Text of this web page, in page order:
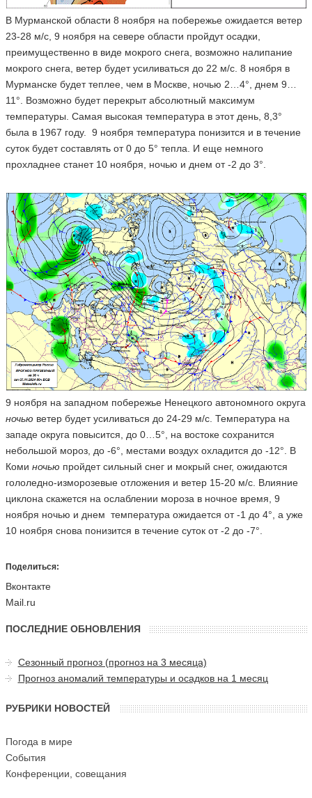
В Мурманской области 8 ноября на побережье ожидается ветер
23-28 м/с, 9 ноября на севере области пройдут осадки,
преимущественно в виде мокрого снега, возможно налипание
мокрого снега, ветер будет усиливаться до 22 м/с. 8 ноября в
Мурманске будет теплее, чем в Москве, ночью 2…4°, днем 9…
11°. Возможно будет перекрыт абсолютный максимум
температуры. Самая высокая температура в этот день, 8,3°
была в 1967 году. 9 ноября температура понизится и в течение
суток будет составлять от 0 до 5° тепла. И еще немного
прохладнее станет 10 ноября, ночью и днем от -2 до 3°.
9 ноября на западном побережье Ненецкого автономного округа
ночью ветер будет усиливаться до 24-29 м/с. Температура на
западе округа повысится, до 0…5°, на востоке сохранится
небольшой мороз, до -6°, местами воздух охладится до -12°. В
Коми ночью пройдет сильный снег и мокрый снег, ожидаются
гололедно-изморозевые отложения и ветер 15-20 м/с. Влияние
циклона скажется на ослаблении мороза в ночное время, 9
ноября ночью и днем температура ожидается от -1 до 4°, а уже
10 ноября снова понизится в течение суток от -2 до -7°.
Поделиться:
Вконтакте
Mail.ru
ПОСЛЕДНИЕ ОБНОВЛЕНИЯ
Сезонный прогноз (прогноз на 3 месяца)
Прогноз аномалий температуры и осадков на 1 месяц
РУБРИКИ НОВОСТЕЙ
Погода в мире
События
Конференции, совещания